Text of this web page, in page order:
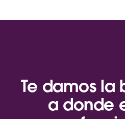
Te damos la
a donde